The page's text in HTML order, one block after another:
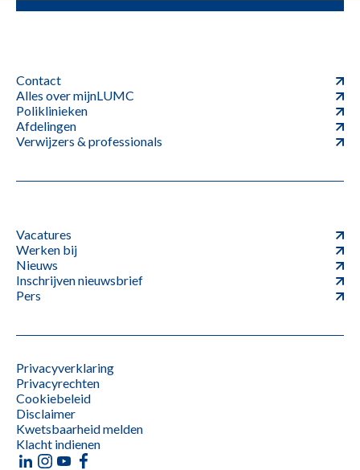
Contact
Alles over mijnLUMC
Poliklinieken
Afdelingen
Verwijzers & professionals
Vacatures
Werken bij
Nieuws
Inschrijven nieuwsbrief
Pers
Privacyverklaring
Privacyrechten
Cookiebeleid
Disclaimer
Kwetsbaarheid melden
Klacht indienen